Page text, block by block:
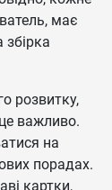
має
збірка
розвитку,
важливо.
на
порадах.
картки,